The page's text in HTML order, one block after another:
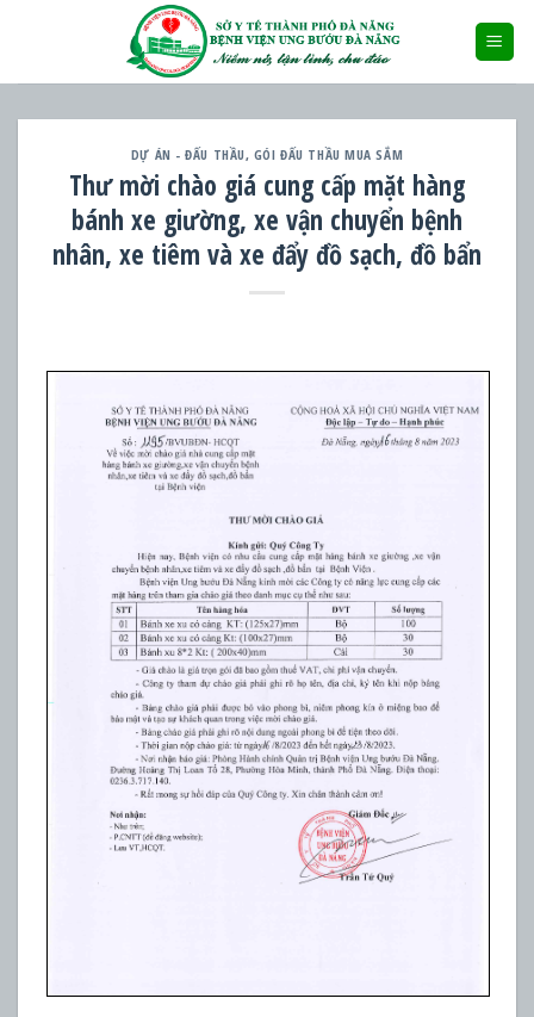
DỰ ÁN - ĐẤU THẦU, GÓI ĐẤU THẦU MUA SẮM
Thư mời chào giá cung cấp mặt hàng
bánh xe giường, xe vận chuyển bệnh
nhân, xe tiêm và xe đẩy đồ sạch, đồ bẩn